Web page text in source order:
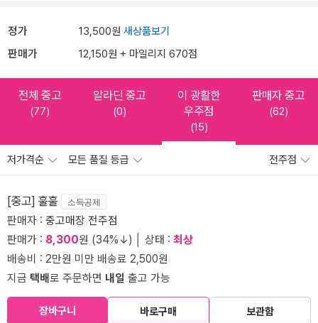
정가 13,500원 새상품보기
판매가 12,150원 + 마일리지 670점
전체 중고
(77)
알라딘 중고
(0)
이 광활한
우주점
(15)
판매자 중고
(62)
저가격순 모든 품질 등급 전주점
[중고] 훌훌 소득공제
판매자 : 중고매장 전주점
판매가 : 8,300원 (34%↓) │ 상태 : 최상
배송비 : 2만원 미만 배송료 2,500원
지금 택배로 주문하면 내일 출고 가능
장바구니 바로구매 보관함